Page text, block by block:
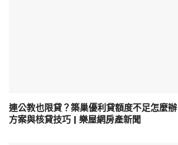
連公教也限貸？築巢優利貸額度不足怎麼
方案與核貸技巧 | 樂屋網房產新聞